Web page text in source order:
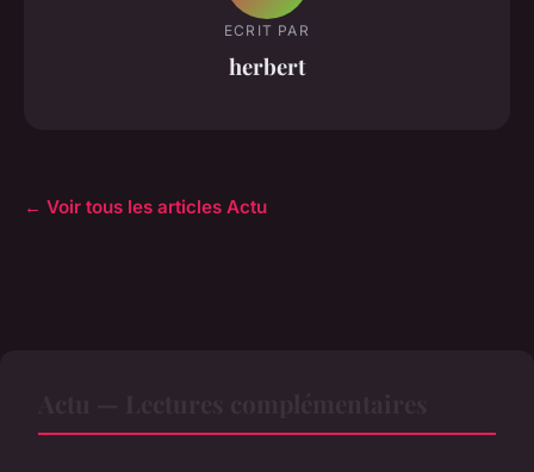
ECRIT PAR
herbert
← Voir tous les articles Actu